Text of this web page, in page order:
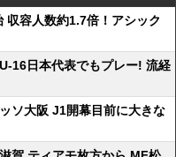
収容人数約1.7倍！アシック
16日本代表でもプレー! 流経
ソ大阪 J1開幕目前に大きな